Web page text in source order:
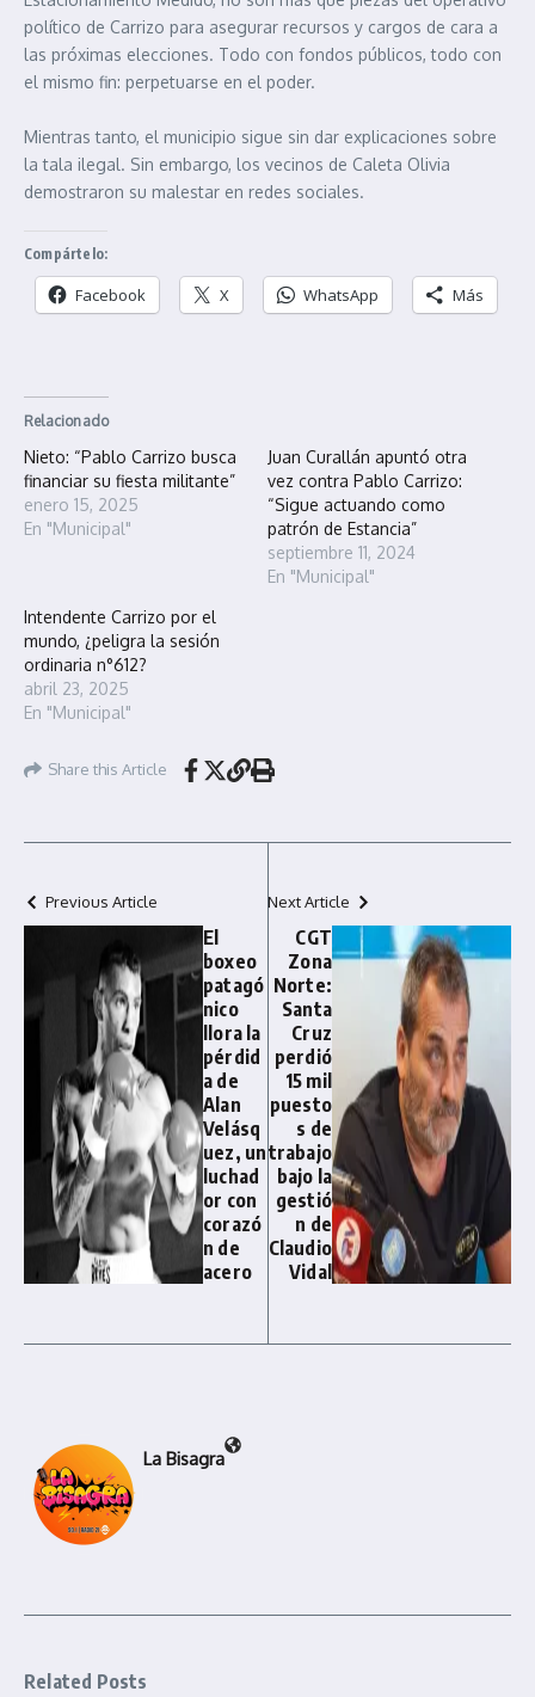
político de Carrizo para asegurar recursos y cargos de cara a
las próximas elecciones. Todo con fondos públicos, todo con
el mismo fin: perpetuarse en el poder.
Mientras tanto, el municipio sigue sin dar explicaciones sobre
la tala ilegal. Sin embargo, los vecinos de Caleta Olivia
demostraron su malestar en redes sociales.
Compártelo:
Facebook X WhatsApp Más
Relacionado
Nieto: “Pablo Carrizo busca
financiar su fiesta militante”
enero 15, 2025
En "Municipal"
Juan Curallán apuntó otra
vez contra Pablo Carrizo:
“Sigue actuando como
patrón de Estancia”
septiembre 11, 2024
En "Municipal"
Intendente Carrizo por el
mundo, ¿peligra la sesión
ordinaria n°612?
abril 23, 2025
En "Municipal"
Share this Article
Previous Article
El
boxeo
patagó
nico
llora la
pérdid
a de
Alan
Velásq
uez, un
luchad
or con
corazó
n de
acero
Next Article
CGT
Zona
Norte:
Santa
Cruz
perdió
15 mil
puesto
s de
trabajo
bajo la
gestió
n de
Claudio
Vidal
La Bisagra
Related Posts